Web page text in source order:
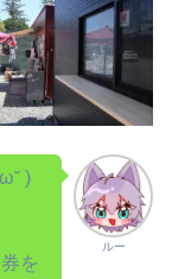
ルー
)
を